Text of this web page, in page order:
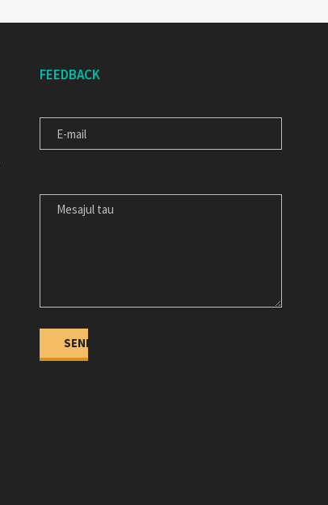
FEEDBACK
MAIL
TAU